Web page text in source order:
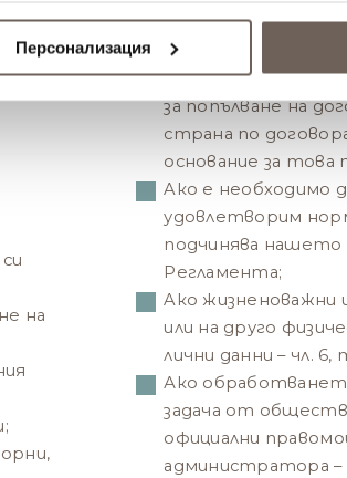
Персонализация
и
на
буква а) от
посочените данни;
Когато се
за попълване на
страна по
основание за това
Aко е необходимо
удовлетворим
подчинява нашето
Регламента;
Aко жизненоважни
или на друго
лични данни – чл.
Ако
задача от
официални
администратора –